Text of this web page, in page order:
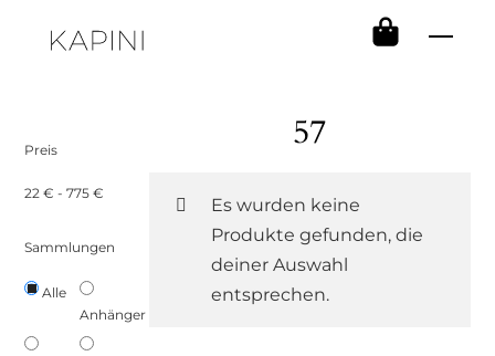
57
Es wurden keine
Produkte gefunden, die
deiner Auswahl
entsprechen.
Preis
22 € -775 €
Sammlungen
Alle
Anhänger